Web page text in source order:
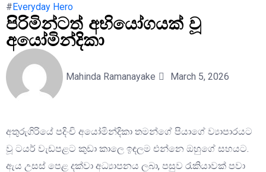
#Everyday Hero
පිරිමින්ටත් අභියෝගයක් වූ
අයෝමින්දිකා
Mahinda Ramanayake March 5, 2026
අතුරුගිරියේ පදිංචි අයෝමින්දිකා තමන්ගේ පියාගේ ව්‍යාපාරයට
වූ ටයර් වැඩපළට කුඩා කාලෙ ඉඳලම එන්නෙ ඔහුගේ සහයට.
ඇය උසස් පෙළ දක්වා අධ්‍යාපනය ලබා, පසුව රැකියාවක් පවා